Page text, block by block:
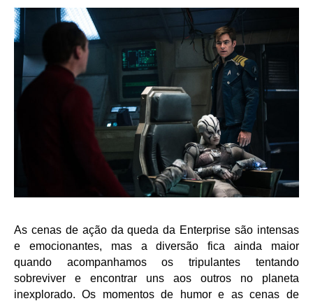
As cenas de ação da queda da Enterprise são intensas
e emocionantes, mas a diversão fica ainda maior
quando acompanhamos os tripulantes tentando
sobreviver e encontrar uns aos outros no planeta
inexplorado. Os momentos de humor e as cenas de